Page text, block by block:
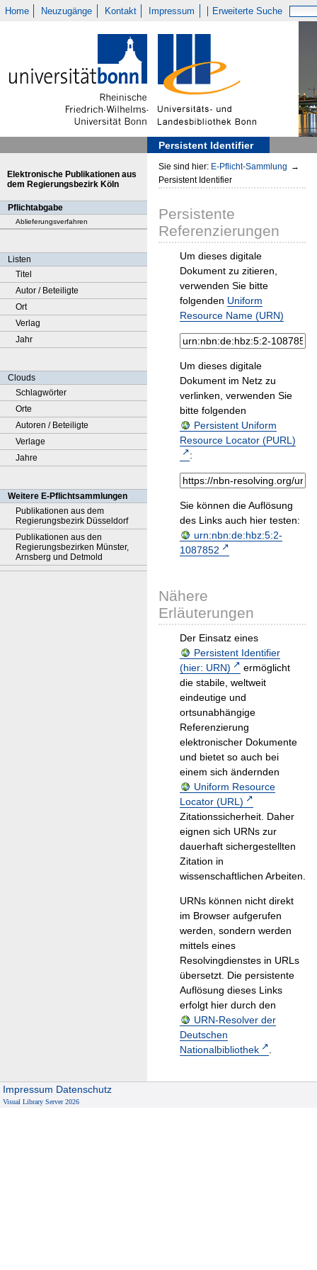
Home Neuzugänge Kontakt Impressum Erweiterte Suche
Persistent Identifier
Elektronische Publikationen aus
dem Regierungsbezirk Köln
Pflichtabgabe
Ablieferungsverfahren
Listen
Titel
Autor / Beteiligte
Ort
Verlag
Jahr
Clouds
Schlagwörter
Orte
Autoren / Beteiligte
Verlage
Jahre
Weitere E-Pflichtsammlungen
Publikationen aus dem
Regierungsbezirk Düsseldorf
Publikationen aus den
Regierungsbezirken Münster,
Arnsberg und Detmold
Sie sind hier: E-Pflicht-Sammlung →
Persistent Identifier
Persistente
Referenzierungen
Um dieses digitale
Dokument zu zitieren,
verwenden Sie bitte
folgenden Uniform
Resource Name (URN)
Um dieses digitale
Dokument im Netz zu
verlinken, verwenden Sie
bitte folgenden
Persistent Uniform
Resource Locator (PURL)
:
Sie können die Auflösung
des Links auch hier testen:
urn:nbn:de:hbz:5:2-
1087852
Nähere
Erläuterungen
Der Einsatz eines
Persistent Identifier
(hier: URN)
ermöglicht
die stabile, weltweit
eindeutige und
ortsunabhängige
Referenzierung
elektronischer Dokumente
und bietet so auch bei
einem sich ändernden
Uniform Resource
Locator (URL)
Zitationssicherheit. Daher
eignen sich URNs zur
dauerhaft sichergestellten
Zitation in
wissenschaftlichen Arbeiten.
URNs können nicht direkt
im Browser aufgerufen
werden, sondern werden
mittels eines
Resolvingdienstes in URLs
übersetzt. Die persistente
Auflösung dieses Links
erfolgt hier durch den
URN-Resolver der
Deutschen
Nationalbibliothek
.
Impressum Datenschutz
Visual Library Server 2026